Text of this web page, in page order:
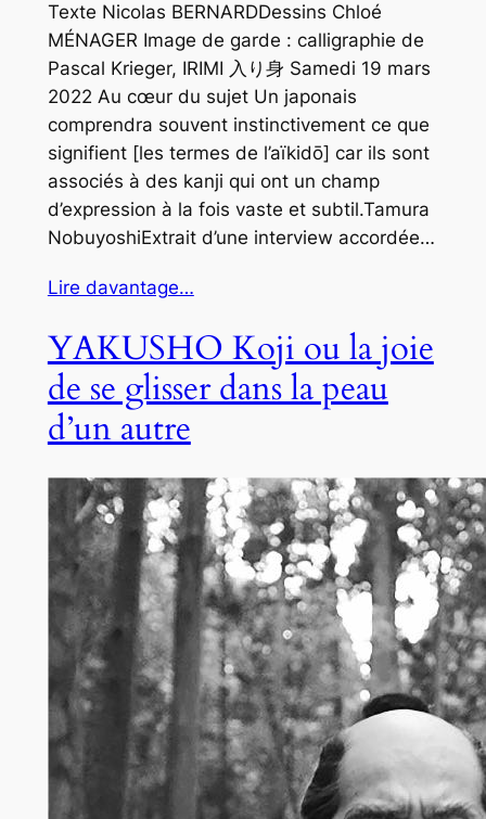
Texte Nicolas BERNARDDessins Chloé
MÉNAGER Image de garde : calligraphie de
Pascal Krieger, IRIMI 入り身 Samedi 19 mars
2022 Au cœur du sujet Un japonais
comprendra souvent instinctivement ce que
signifient [les termes de l’aïkidō] car ils sont
associés à des kanji qui ont un champ
d’expression à la fois vaste et subtil.Tamura
NobuyoshiExtrait d’une interview accordée…
Lire davantage…
YAKUSHO Koji ou la joie
de se glisser dans la peau
d’un autre